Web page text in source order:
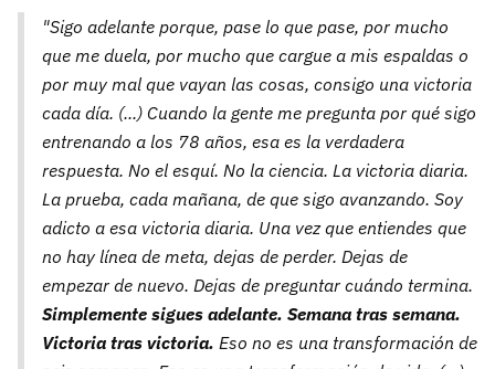
"Sigo adelante porque, pase lo que pase, por mucho
que me duela, por mucho que cargue a mis espaldas o
por muy mal que vayan las cosas, consigo una victoria
cada día. (...) Cuando la gente me pregunta por qué sigo
entrenando a los 78 años, esa es la verdadera
respuesta. No el esquí. No la ciencia. La victoria diaria.
La prueba, cada mañana, de que sigo avanzando. Soy
adicto a esa victoria diaria. Una vez que entiendes que
no hay línea de meta, dejas de perder. Dejas de
empezar de nuevo. Dejas de preguntar cuándo termina.
Simplemente sigues adelante. Semana tras semana.
Victoria tras victoria. Eso no es una transformación de